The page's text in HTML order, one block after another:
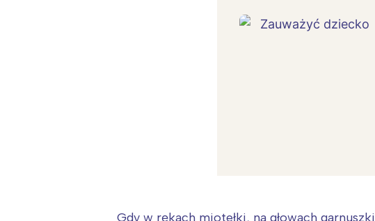
Gdy w rękach miotełki, na głowach garnuszki